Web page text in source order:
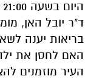
ד"ר יובל האן,
בריאות יענה
האם לחסן את
העיר מוזמנים